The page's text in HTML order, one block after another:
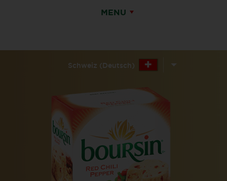
MENU
Schweiz (Deutsch)